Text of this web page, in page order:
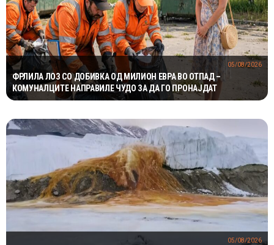
ФРЛИЛА ЛОЗ СО ДОБИВКА ОД МИЛИОН ЕВРА ВО ОТПАД –
КОМУНАЛЦИТЕ НАПРАВИЛЕ ЧУДО ЗА ДА ГО ПРОНАЈДАТ
05/08/2026
05/08/2026